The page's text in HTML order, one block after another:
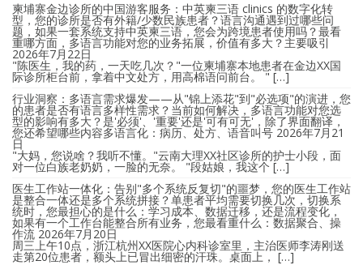
柬埔寨金边诊所的中国游客服务：中英柬三语 clinics 的数字化转
型，您的诊所是否有外籍/少数民族患者？语言沟通遇到过哪些问
题，如果一套系统支持中英柬三语，您会为跨境患者使用吗？最看
重哪方面，多语言功能对您的业务拓展，价值有多大？主要吸引
2026年7月22日
"陈医生，我的药，一天吃几次？"一位柬埔寨本地患者在金边XX国
际诊所柜台前，拿着中文处方，用高棉语问前台。 " […]
行业洞察：多语言需求爆发——从"锦上添花"到"必选项"的演进，您
的患者是否有语言多样性需求？当前如何解决，多语言功能对您选
型的影响有多大？是'必须'、'重要'还是'可有可无'，除了界面翻译，
您还希望哪些内容多语言化：病历、处方、语音叫号 2026年7月21
日
"大妈，您说啥？我听不懂。"云南大理XX社区诊所的护士小段，面
对一位白族老奶奶，一脸的无奈。 "段姑娘，我这个 […]
医生工作站一体化：告别"多个系统反复切"的噩梦，您的医生工作站
是整合一体还是多个系统拼接？单患者平均需要切换几次，切换系
统时，您最担心的是什么：学习成本、数据迁移，还是流程变化，
如果有一个工作台能整合所有业务，您最看重什么：数据聚合、操
作流 2026年7月20日
周三上午10点，浙江杭州XX医院心内科诊室里，主治医师李涛刚送
走第20位患者，额头上已冒出细密的汗珠。桌面上， […]